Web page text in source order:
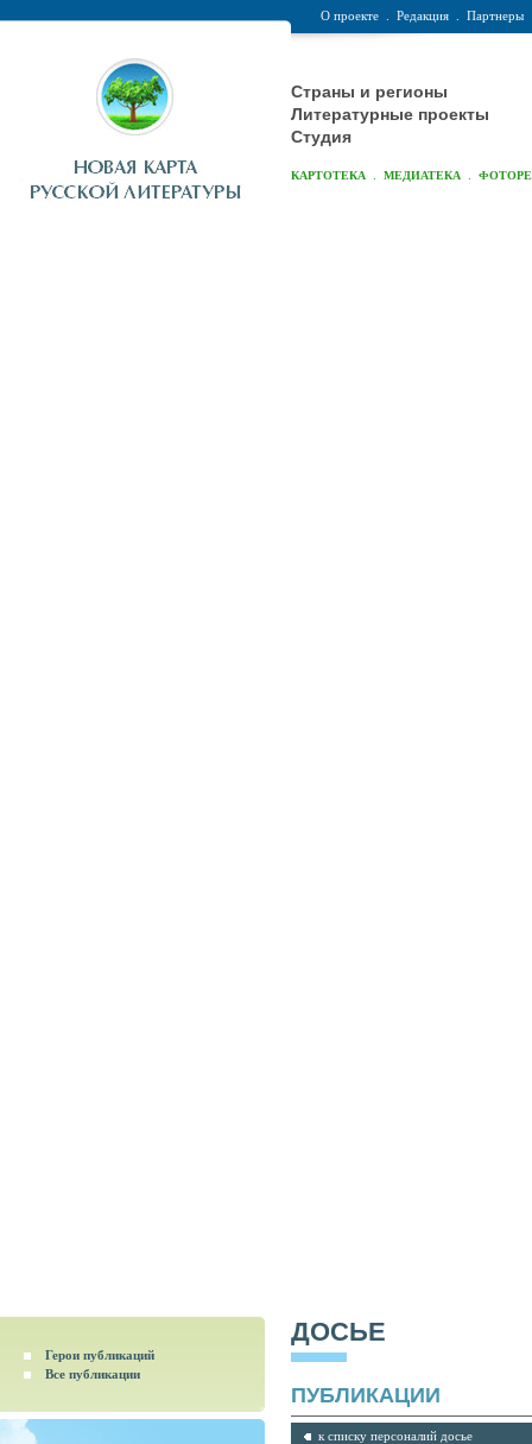
О проекте Редакция Партнеры
Страны и регионы
Литературные проекты
Студия
КАРТОТЕКА МЕДИАТЕКА
Герои публикаций
Все публикации
ДОСЬЕ
ПУБЛИКАЦИИ
к списку персоналий досье